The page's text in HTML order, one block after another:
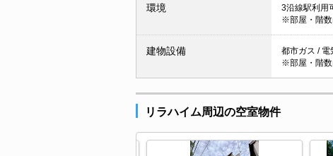
環境
3沿線駅利用
※部屋・階数
建物設備
都市ガス / 電
※部屋・階数
リラハイム周辺の空室物件